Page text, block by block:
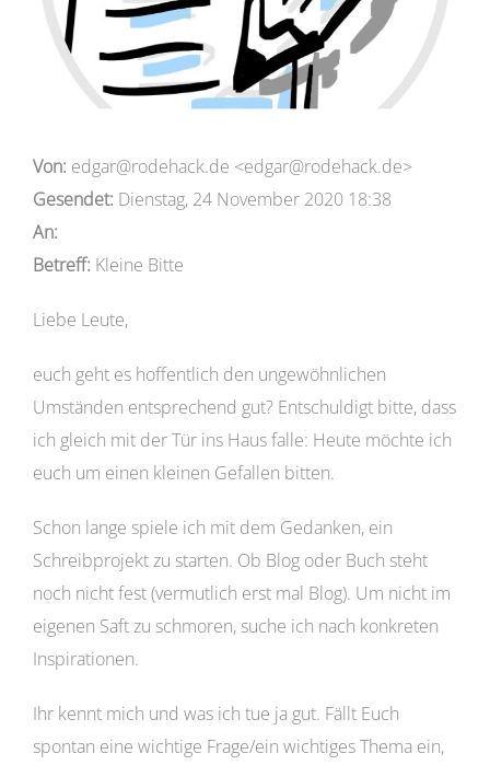
Von: edgar@rodehack.de <edgar@rodehack.de>
Gesendet: Dienstag, 24 November 2020 18:38
An:
Betreff: Kleine Bitte
Liebe Leute,
euch geht es hoffentlich den ungewöhnlichen
Umständen entsprechend gut? Entschuldigt bitte, dass
ich gleich mit der Tür ins Haus falle: Heute möchte ich
euch um einen kleinen Gefallen bitten.
Schon lange spiele ich mit dem Gedanken, ein
Schreibprojekt zu starten. Ob Blog oder Buch steht
noch nicht fest (vermutlich erst mal Blog). Um nicht im
eigenen Saft zu schmoren, suche ich nach konkreten
Inspirationen.
Ihr kennt mich und was ich tue ja gut. Fällt Euch
spontan eine wichtige Frage/ein wichtiges Thema ein,